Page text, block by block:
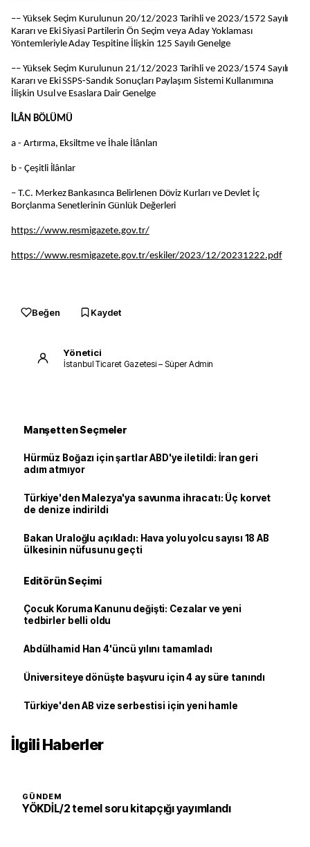
–– Yüksek Seçim Kurulunun 20/12/2023 Tarihli ve 2023/1572 Sayılı
Kararı ve Eki Siyasi Partilerin Ön Seçim veya Aday Yoklaması
Yöntemleriyle Aday Tespitine İlişkin 125 Sayılı Genelge
–– Yüksek Seçim Kurulunun 21/12/2023 Tarihli ve 2023/1574 Sayılı
Kararı ve Eki SSPS-Sandık Sonuçları Paylaşım Sistemi Kullanımına
İlişkin Usul ve Esaslara Dair Genelge
İLÂN BÖLÜMÜ
a - Artırma, Eksiltme ve İhale İlânları
b - Çeşitli İlânlar
– T.C. Merkez Bankasınca Belirlenen Döviz Kurları ve Devlet İç
Borçlanma Senetlerinin Günlük Değerleri
https://www.resmigazete.gov.tr/
https://www.resmigazete.gov.tr/eskiler/2023/12/20231222.pdf
Beğen Kaydet
Yönetici
İstanbul Ticaret Gazetesi – Süper Admin
Manşetten Seçmeler
Hürmüz Boğazı için şartlar ABD'ye iletildi: İran geri
adım atmıyor
Türkiye'den Malezya'ya savunma ihracatı: Üç korvet
de denize indirildi
Bakan Uraloğlu açıkladı: Hava yolu yolcu sayısı 18 AB
ülkesinin nüfusunu geçti
Editörün Seçimi
Çocuk Koruma Kanunu değişti: Cezalar ve yeni
tedbirler belli oldu
Abdülhamid Han 4'üncü yılını tamamladı
Üniversiteye dönüşte başvuru için 4 ay süre tanındı
Türkiye'den AB vize serbestisi için yeni hamle
İlgili Haberler
GÜNDEM
YÖKDİL/2 temel soru kitapçığı yayımlandı